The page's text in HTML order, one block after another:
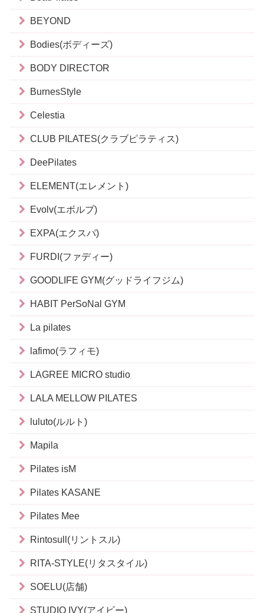
BEYOND
Bodies(ボディーズ)
BODY DIRECTOR
BurnesStyle
Celestia
CLUB PILATES(クラブピラティス)
DeePilates
ELEMENT(エレメント)
Evolv(エボルブ)
EXPA(エクスパ)
FURDI(ファディー)
GOODLIFE GYM(グッドライフジム)
HABIT PerSoNal GYM
La pilates
lafimo(ラフィモ)
LAGREE MICRO studio
LALA MELLOW PILATES
luluto(ルルト)
Mapila
Pilates isM
Pilates KASANE
Pilates Mee
Rintosull(リントスル)
RITA-STYLE(リタスタイル)
SOELU(店舗)
STUDIO IVY(アイビー)